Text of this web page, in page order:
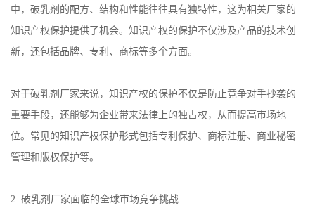
中，破乳剂的配方、结构和性能往往具有独特性，这为相关厂家的
知识产权保护提供了机会。知识产权的保护不仅涉及产品的技术创
新，还包括品牌、专利、商标等多个方面。
对于破乳剂厂家来说，知识产权的保护不仅是防止竞争对手抄袭的
重要手段，还能够为企业带来法律上的独占权，从而提高市场地
位。常见的知识产权保护形式包括专利保护、商标注册、商业秘密
管理和版权保护等。
2. 破乳剂厂家面临的全球市场竞争挑战